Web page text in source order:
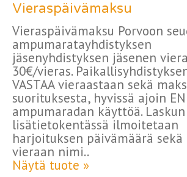
Vieraspäivämaksu
Vieraspäivämaksu Porvoon
ampumaratayhdistyksen
jäsenyhdistyksen jäsenen
30€/vieras.
VASTAA vieraastaan sekä
suorituksesta, hyvissä ajoin
ampumaradan käyttöä. Laskun
lisätietokentässä ilmoitetaan
harjoituksen päivämäärä sekä
vieraan nimi..
Näytä tuote »